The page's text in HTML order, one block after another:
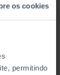
os cookies
permitindo